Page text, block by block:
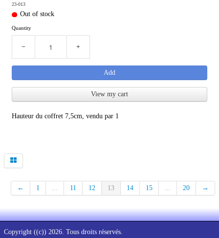
23-013
Out of stock
Quantity
− +
Add
View my cart
Hauteur du coffret 7,5cm, vendu par 1
← 1 ... 11 12 13 14 15 ... 20 →
Copyright ((c)) 2026. Tous droits réservés.